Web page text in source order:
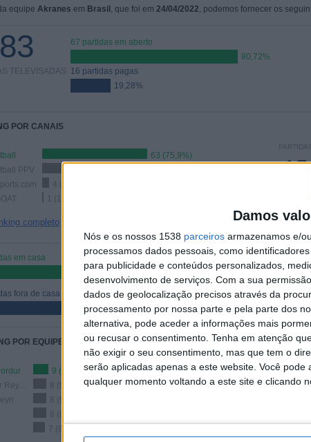
Damos
Nós e os nossos 1538 parceiros armazenamos e/
processamos dados pessoais, como
para publicidade e conteúdos personalizados,
desenvolvimento de serviços. Com a sua
dados de geolocalização precisos através da
processamento por nossa parte e pela parte dos
alternativa, pode aceder a informações mais
ou recusar o consentimento. Tenha em atenção
não exigir o seu consentimento, mas que tem o
serão aplicadas apenas a este website. Você
qualquer momento voltando a este site e clicando
equipe Akranes em Brasil , que foi em 24/04/2022, podemos fornecer os
83
TELEVISADAS
67 partidas em aberto
80,72%
16 partidas pagas
19,28%
POR CANAIS
63 (75,9%)
PPV
4 (4,82%)
1 (1,2%)
completo
15
em casa
46,99%
fora de casa
53,01%
POR EQUIPES
9 (10,84%)
8 (9,64%)
8 (9,64%)
8 (9,64%)
7 (8,43%)
RANKING POR
Iceland Premier League